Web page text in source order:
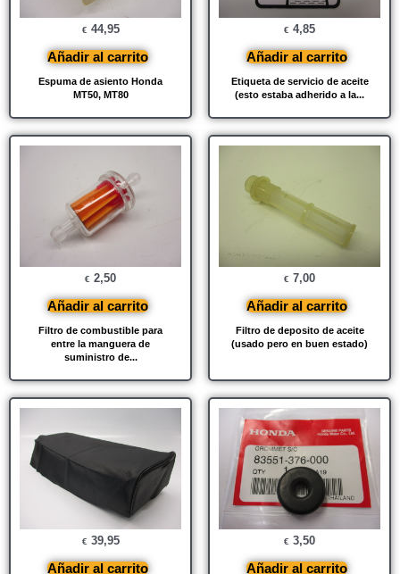
Espuma de asiento Honda
MT50, MT80
€ 44,95
Añadir al carrito
Etiqueta de servicio de aceite
(esto estaba adherido a la...
€ 4,85
Añadir al carrito
Filtro de combustible para
entre la manguera de
suministro de...
€ 2,50
Añadir al carrito
Filtro de deposito de aceite
(usado pero en buen estado)
€ 7,00
Añadir al carrito
€ 39,95
Añadir al carrito
€ 3,50
Añadir al carrito